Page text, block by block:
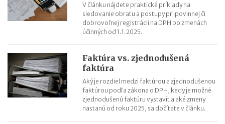
V článku nájdete praktické príklady na
sledovanie obratu a postupy pri povinnej či
dobrovoľnej registrácii na DPH po zmenách
účinných od 1.1.2025.
Faktúra vs. zjednodušená
faktúra
Aký je rozdiel medzi faktúrou a zjednodušenou
faktúrou podľa zákona o DPH, kedy je možné
zjednodušenú faktúru vystaviť a aké zmeny
nastanú od roku 2025, sa dočítate v článku.